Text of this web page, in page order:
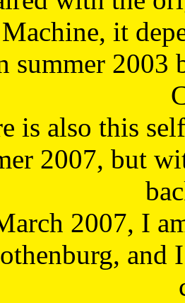
it
summer 2003
is also this
2007, but
2007, I
and